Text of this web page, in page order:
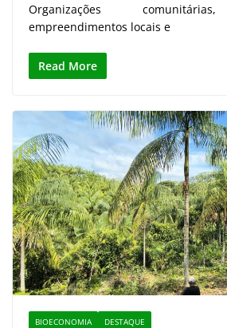
Organizações
empreendimentos locais e
Read More
BIOECONOMIA DESTAQUE